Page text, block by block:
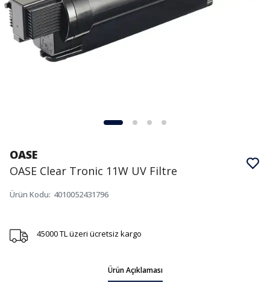
OASE
OASE Clear Tronic 11W UV Filtre
Ürün Kodu: 4010052431796
45000 TL üzeri ücretsiz kargo
Ürün Açıklaması